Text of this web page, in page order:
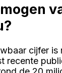
cijfer is
recente